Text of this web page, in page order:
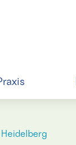
Heidelberg